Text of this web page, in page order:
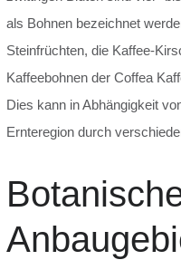
als Bohnen bezeichnet
Steinfrüchten, die Kaffee-
Kaffeebohnen der Coffea
Dies kann in Abhängigkeit
Ernteregion durch